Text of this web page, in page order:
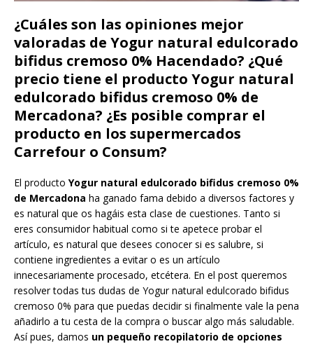
¿Cuáles son las opiniones mejor
valoradas de Yogur natural edulcorado
bifidus cremoso 0% Hacendado? ¿Qué
precio tiene el producto Yogur natural
edulcorado bifidus cremoso 0% de
Mercadona? ¿Es posible comprar el
producto en los supermercados
Carrefour o Consum?
El producto Yogur natural edulcorado bifidus cremoso 0%
de Mercadona ha ganado fama debido a diversos factores y
es natural que os hagáis esta clase de cuestiones. Tanto si
eres consumidor habitual como si te apetece probar el
artículo, es natural que desees conocer si es salubre, si
contiene ingredientes a evitar o es un artículo
innecesariamente procesado, etcétera. En el post queremos
resolver todas tus dudas de Yogur natural edulcorado bifidus
cremoso 0% para que puedas decidir si finalmente vale la pena
añadirlo a tu cesta de la compra o buscar algo más saludable.
Así pues, damos un pequeño recopilatorio de opciones